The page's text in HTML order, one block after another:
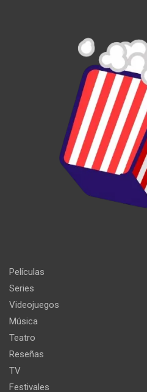
Películas
Series
Videojuegos
Música
Teatro
Reseñas
TV
Festivales